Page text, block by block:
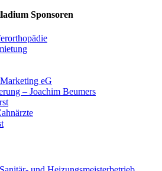
Sponsoren
eG
– Joachim Beumers